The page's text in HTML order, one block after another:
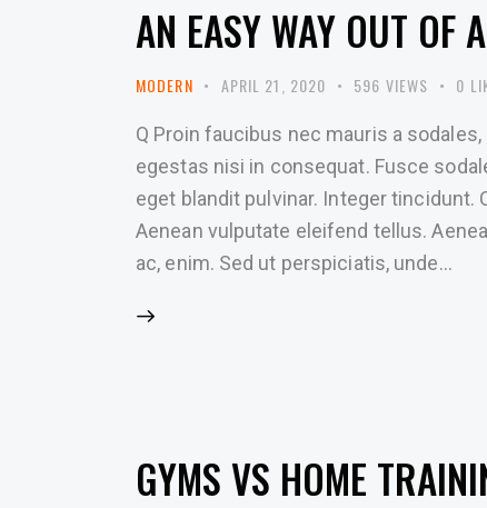
AN EASY WAY OUT OF
MODERN APRIL 21, 2020 596 VIEWS 0
Q Proin faucibus nec mauris a
egestas nisi in consequat. Fusce
eget blandit pulvinar. Integer tincidunt.
Aenean vulputate eleifend tellus.
ac, enim. Sed ut perspiciatis, unde…
GYMS VS HOME